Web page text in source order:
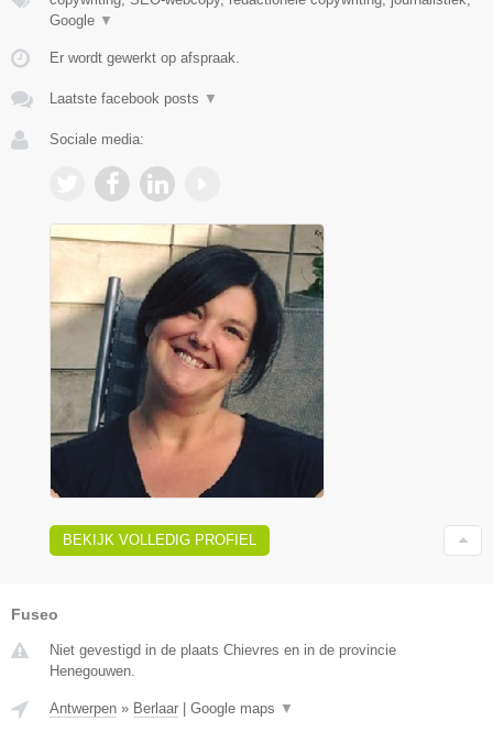
Google ▼
Er wordt gewerkt op afspraak.
Laatste facebook posts ▼
Sociale media:
BEKIJK VOLLEDIG PROFIEL
Fuseo
Niet gevestigd in de plaats Chievres en in de provincie
Henegouwen.
Antwerpen » Berlaar Google maps ▼